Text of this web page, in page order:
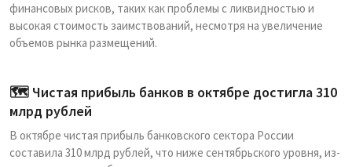
финансовых рисков, таких как проблемы с ликвидностью и
высокая стоимость заимствований, несмотря на увеличение
объемов рынка размещений.
🗺 Чистая прибыль банков в октябре достигла 310
млрд рублей
В октябре чистая прибыль банковского сектора России
составила 310 млрд рублей, что ниже сентябрьского уровня, из-